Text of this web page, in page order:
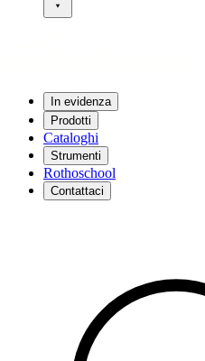
In evidenza
Prodotti
Cataloghi
Strumenti
Rothoschool
Contattaci